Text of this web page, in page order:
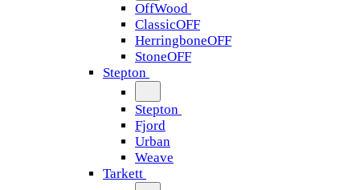
OffWood
ClassicOFF
HerringboneOFF
StoneOFF
Stepton
Stepton
Fjord
Urban
Weave
Tarkett